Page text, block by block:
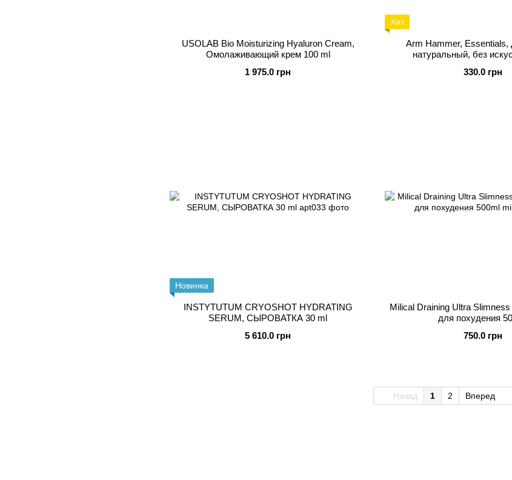
USOLAB Bio Moisturizing Hyaluron Cream,
Омолаживающий крем 100 ml
1 975.0 грн
Хит
Arm Hammer, Essentials,
натуральный, без
330.0 грн
Новинка
INSTYTUTUM CRYOSHOT HYDRATING
SERUM, СЫРОВАТКА 30 ml
5 610.0 грн
Milical Draining Ultra
для похудения
750.0 грн
Назад 1 2 Вперед